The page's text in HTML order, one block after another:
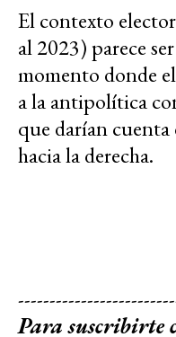
El contexto
al 2023) parece
momento donde
a la antipolítica
que darían
hacia la derecha.
Para suscribirte